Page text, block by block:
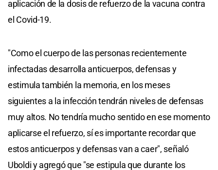
aplicación de la dosis de refuerzo de la vacuna contra
el Covid-19.
"Como el cuerpo de las personas recientemente
infectadas desarrolla anticuerpos, defensas y
estimula también la memoria, en los meses
siguientes a la infección tendrán niveles de defensas
muy altos. No tendría mucho sentido en ese momento
aplicarse el refuerzo, sí es importante recordar que
estos anticuerpos y defensas van a caer", señaló
Uboldi y agregó que "se estipula que durante los